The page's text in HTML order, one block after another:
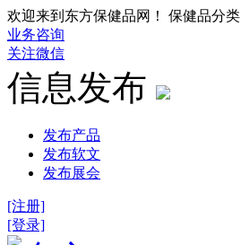
欢迎来到东方保健品网！ 保健品分类
业务咨询
关注微信
信息发布
发布产品
发布软文
发布展会
[注册]
[登录]